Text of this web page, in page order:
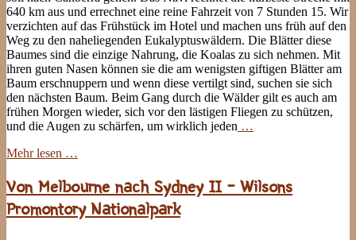
640 km aus und errechnet eine reine Fahrzeit von 7 Stunden 15. Wir
verzichten auf das Frühstück im Hotel und machen uns früh auf den
Weg zu den naheliegenden Eukalyptuswäldern. Die Blätter diese
Baumes sind die einzige Nahrung, die Koalas zu sich nehmen. Mit
ihren guten Nasen können sie die am wenigsten giftigen Blätter am
Baum erschnuppern und wenn diese vertilgt sind, suchen sie sich
den nächsten Baum. Beim Gang durch die Wälder gilt es auch am
frühen Morgen wieder, sich vor den lästigen Fliegen zu schützen,
und die Augen zu schärfen, um wirklich jeden …
Mehr lesen …
Von Melbourne nach Sydney II – Wilsons
Promontory Nationalpark